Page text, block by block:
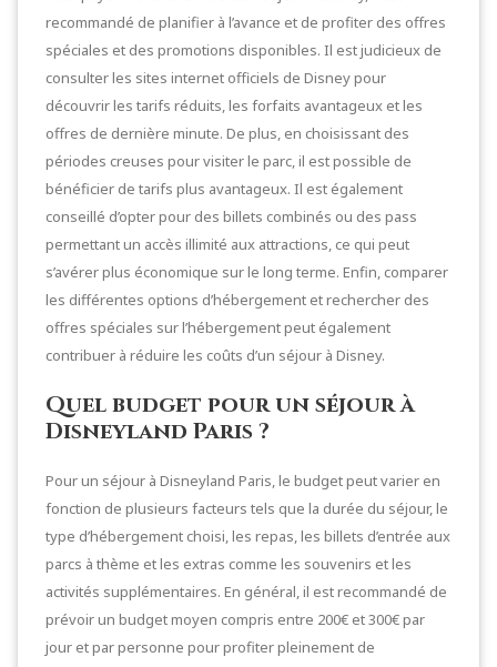
recommandé de planifier à l’avance et de profiter des offres
spéciales et des promotions disponibles. Il est judicieux de
consulter les sites internet officiels de Disney pour
découvrir les tarifs réduits, les forfaits avantageux et les
offres de dernière minute. De plus, en choisissant des
périodes creuses pour visiter le parc, il est possible de
bénéficier de tarifs plus avantageux. Il est également
conseillé d’opter pour des billets combinés ou des pass
permettant un accès illimité aux attractions, ce qui peut
s’avérer plus économique sur le long terme. Enfin, comparer
les différentes options d’hébergement et rechercher des
offres spéciales sur l’hébergement peut également
contribuer à réduire les coûts d’un séjour à Disney.
Quel budget pour un séjour à
Disneyland Paris ?
Pour un séjour à Disneyland Paris, le budget peut varier en
fonction de plusieurs facteurs tels que la durée du séjour, le
type d’hébergement choisi, les repas, les billets d’entrée aux
parcs à thème et les extras comme les souvenirs et les
activités supplémentaires. En général, il est recommandé de
prévoir un budget moyen compris entre 200€ et 300€ par
jour et par personne pour profiter pleinement de